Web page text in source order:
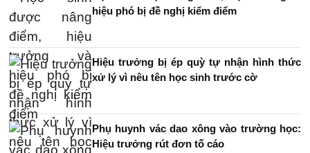
hiệu phó bị đề nghị kiểm điểm
Hiệu trưởng bị ép quỳ tự nhận hình thức
xử lý vì nêu tên học sinh trước cờ
Phụ huynh vác dao xông vào trường học:
Hiệu trưởng rút đơn tố cáo